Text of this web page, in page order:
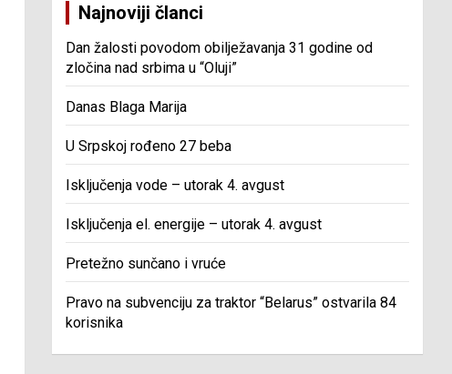
Najnoviji članci
Dan žalosti povodom obilježavanja 31 godine od
zločina nad srbima u “Oluji”
Danas Blaga Marija
U Srpskoj rođeno 27 beba
Isključenja vode – utorak 4. avgust
Isključenja el. energije – utorak 4. avgust
Pretežno sunčano i vruće
Pravo na subvenciju za traktor “Belarus” ostvarila 84
korisnika